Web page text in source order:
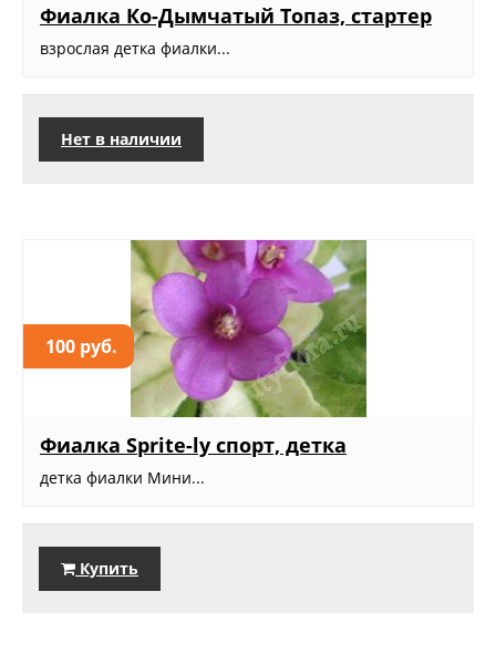
Фиалка Ко-Дымчатый Топаз, стартер
взрослая детка фиалки...
Нет в наличии
100 руб.
Фиалка Sprite-ly спорт, детка
детка фиалки Мини...
Купить